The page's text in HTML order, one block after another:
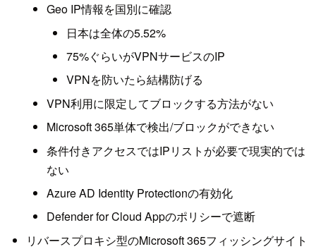
Geo IP情報を国別に確認
日本は全体の5.52%
75%ぐらいがVPNサービスのIP
VPNを防いたら結構防げる
VPN利用に限定してブロックする方法がない
Microsoft 365単体で検出/ブロックができない
条件付きアクセスではIPリストが必要で現実的では
ない
Azure AD Identity Protectionの有効化
Defender for Cloud Appのポリシーで遮断
リバースプロキシ型のMicrosoft 365フィッシングサイト